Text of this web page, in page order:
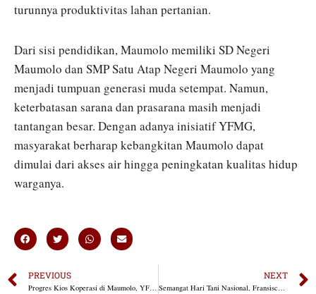
turunnya produktivitas lahan pertanian.
Dari sisi pendidikan, Maumolo memiliki SD Negeri
Maumolo dan SMP Satu Atap Negeri Maumolo yang
menjadi tumpuan generasi muda setempat. Namun,
keterbatasan sarana dan prasarana masih menjadi
tantangan besar. Dengan adanya inisiatif YFMG,
masyarakat berharap kebangkitan Maumolo dapat
dimulai dari akses air hingga peningkatan kualitas hidup
warganya.
PREVIOUS
Progres Kios Koperasi di Maumolo, YFMG Dorong Kemandirian Ekonomi Warga
NEXT
Semangat Hari Tani Nasional, Fransiscus Go Dorong Anak Muda Jadi Petani Milenial